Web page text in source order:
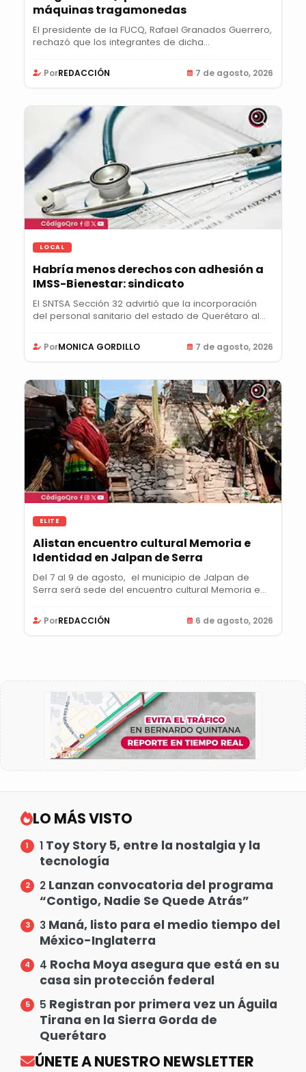
máquinas tragamonedas
El presidente de la FUCQ, Rafael Granados Guerrero,
rechazó que los integrantes de dicha...
PorREDACCIÓN 7 de agosto, 2026
LOCAL
Habría menos derechos con adhesión a
IMSS-Bienestar: sindicato
El SNTSA Sección 32 advirtió que la incorporación
del personal sanitario del estado de Querétaro al...
PorMONICA GORDILLO 7 de agosto, 2026
ELITE
Alistan encuentro cultural Memoria e
Identidad en Jalpan de Serra
Del 7 al 9 de agosto, el municipio de Jalpan de
Serra será sede del encuentro cultural Memoria e...
PorREDACCIÓN 6 de agosto, 2026
LO MÁS VISTO
1 Toy Story 5, entre la nostalgia y la
tecnología
2 Lanzan convocatoria del programa
“Contigo, Nadie Se Quede Atrás”
3 Maná, listo para el medio tiempo del
México-Inglaterra
4 Rocha Moya asegura que está en su
casa sin protección federal
5 Registran por primera vez un Águila
Tirana en la Sierra Gorda de
Querétaro
ÚNETE A NUESTRO NEWSLETTER